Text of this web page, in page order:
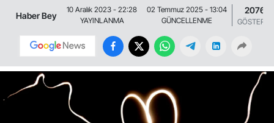
Haber Bey
10 Aralık 2023 - 22:28
YAYINLANMA
02 Temmuz 2025 - 13:04
GÜNCELLENME
2076
GÖSTERİM